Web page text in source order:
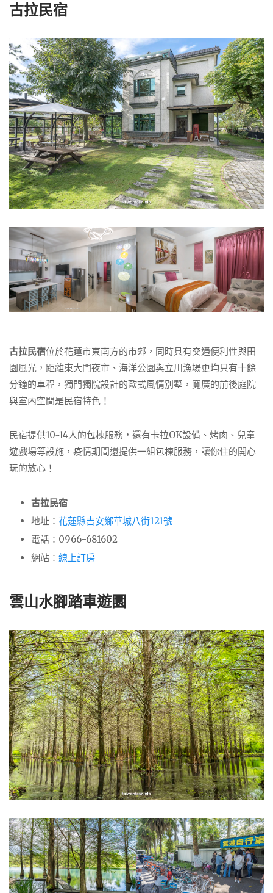
古拉民宿
古拉民宿位於花蓮市東南方的市郊，同時具有交通便利性與田
園風光，距離東大門夜市、海洋公園與立川漁場更均只有十餘
分鐘的車程，獨門獨院設計的歐式風情別墅，寬廣的前後庭院
與室內空間是民宿特色！
民宿提供10~14人的包棟服務，還有卡拉OK設備、烤肉、兒童
遊戲場等設施，疫情期間還提供一組包棟服務，讓你住的開心
玩的放心！
古拉民宿
地址： 花蓮縣吉安鄉華城八街121號
電話：0966-681602
網站： 線上訂房
雲山水腳踏車遊園